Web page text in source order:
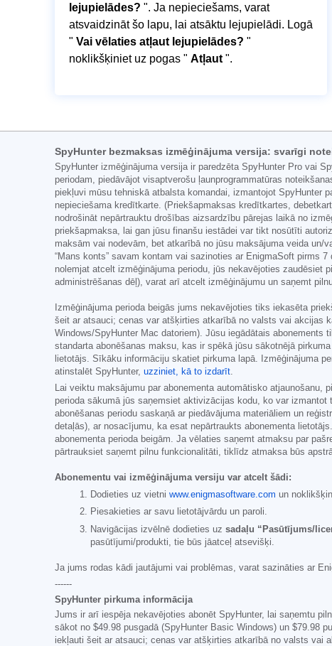
lejupielādes? ". Ja nepieciešams, varat
atsvaidzināt šo lapu, lai atsāktu lejupielādi. Logā
" Vai vēlaties atļaut lejupielādes? "
noklikšķiniet uz pogas " Atļaut ".
SpyHunter bezmaksas izmēģinājuma versija: svarīgi
SpyHunter izmēģinājuma versija ir paredzēta SpyHunter Pro vai
periodam, piedāvājot visaptverošu ļaunprogrammatūras
piekļuvi mūsu tehniskā atbalsta komandai, izmantojot SpyHunter
nepieciešama kredītkarte. (Priekšapmaksas kredītkartes,
nodrošināt nepārtrauktu drošības aizsardzību pārejas laikā no
priekšapmaksa, lai gan jūsu finanšu iestādei var tikt nosūtīti
maksām vai nodevām, bet atkarībā no jūsu maksājuma veida
“Mans konts” savam kontam vai sazinoties ar EnigmaSoft pirms
nolemjat atcelt izmēģinājuma periodu, jūs nekavējoties
administrēšanas dēļ), varat arī atcelt izmēģinājumu un saņemt
Izmēģinājuma perioda beigās jums nekavējoties tiks iekasēta
šeit ar atsauci; cenas var atšķirties atkarībā no valsts vai akcijas
Windows/SpyHunter Mac datoriem). Jūsu iegādātais abonements
standarta abonēšanas maksu, kas ir spēkā jūsu sākotnējā
lietotājs. Sīkāku informāciju skatiet pirkuma lapā. Izmēģinājuma
atinstalēt SpyHunter, uzziniet, kā to izdarīt.
Lai veiktu maksājumu par abonementa automātisko
perioda sākumā jūs saņemsiet aktivizācijas kodu, ko var
abonēšanas periodu saskaņā ar piedāvājuma materiāliem un
detaļās), ar nosacījumu, ka esat nepārtraukts abonementa
abonementa perioda beigām. Ja vēlaties saņemt atmaksu par
pārtrauksiet saņemt pilnu funkcionalitāti, tiklīdz atmaksa būs
Abonementu vai izmēģinājuma versiju var atcelt šādi:
Dodieties uz vietni www.enigmasoftware.com un
Piesakieties ar savu lietotājvārdu un paroli.
Navigācijas izvēlnē dodieties uz sadaļu “Pasūtījums/
pasūtījumi/produkti, tie būs jāatceļ atsevišķi.
Ja jums rodas kādi jautājumi vai problēmas, varat sazināties ar
------
SpyHunter pirkuma informācija
Jums ir arī iespēja nekavējoties abonēt SpyHunter, lai saņemtu
sākot no $49.98 pusgadā (SpyHunter Basic Windows) un $79.98
iekļauti šeit ar atsauci; cenas var atšķirties atkarībā no valsts vai